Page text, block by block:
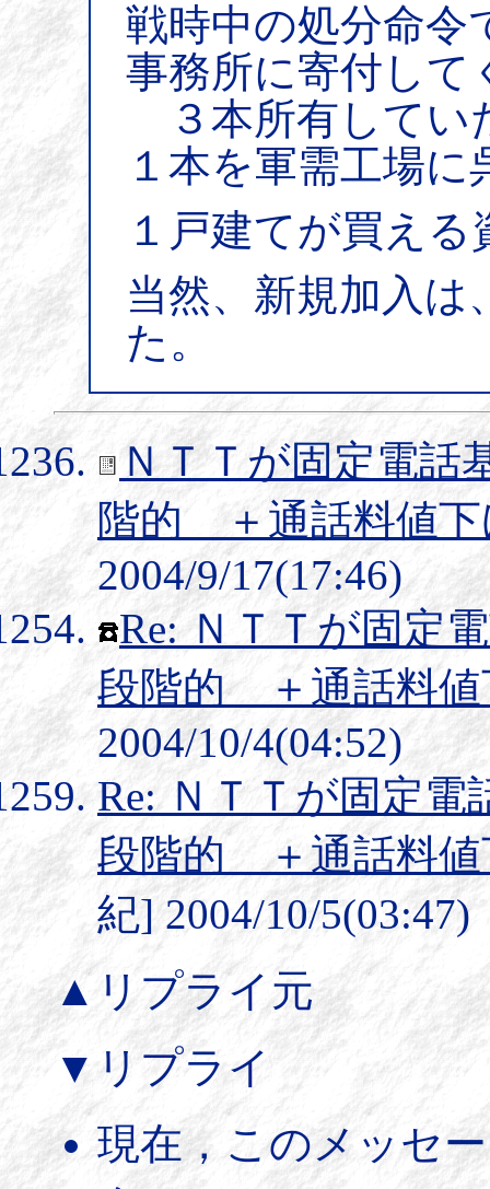
戦時中の処分命令
事務所に寄付して
３本所有してい
１本を軍需工場
１戸建てが買え
当然、新規加入は
た。
ＮＴＴが固定電話
階的 ＋通話料値
2004/9/17(17:46)
Re: ＮＴＴが固定
段階的 ＋通話料
2004/10/4(04:52)
Re: ＮＴＴが固定
段階的 ＋通話料
紀] 2004/10/5(03:47)
▲リプライ元
▼リプライ
現在，このメッセ